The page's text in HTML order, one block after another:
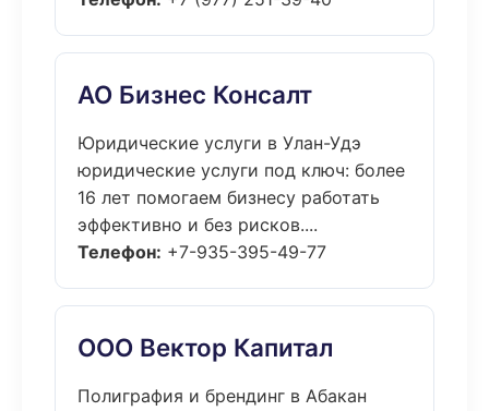
АО Бизнес Консалт
Юридические услуги в Улан-Удэ
юридические услуги под ключ: более
16 лет помогаем бизнесу работать
эффективно и без рисков....
Телефон: +7-935-395-49-77
ООО Вектор Капитал
Полиграфия и брендинг в Абакан